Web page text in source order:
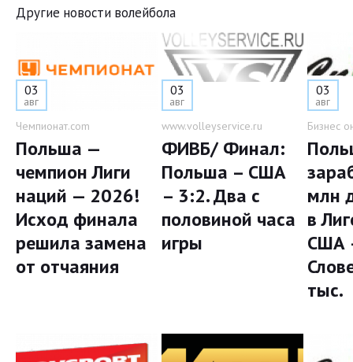
Другие новости волейбола
03
авг
Чемпионат.com
Польша —
чемпион Лиги
наций — 2026!
Исход финала
решила замена
от отчаяния
03
авг
www.volleyservice.ru
ФИВБ/ Финал:
Польша – США
– 3:2. Два с
половиной часа
игры
03
авг
Бизнес
млн
в
США
тыс.